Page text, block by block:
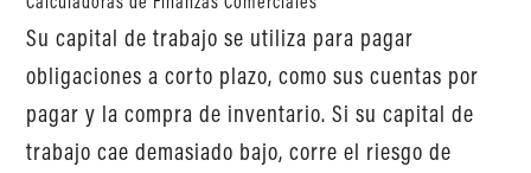
Su capital de trabajo se utiliza para pagar
obligaciones a corto plazo, como sus cuentas por
pagar y la compra de inventario. Si su capital de
trabajo cae demasiado bajo, corre el riesgo de